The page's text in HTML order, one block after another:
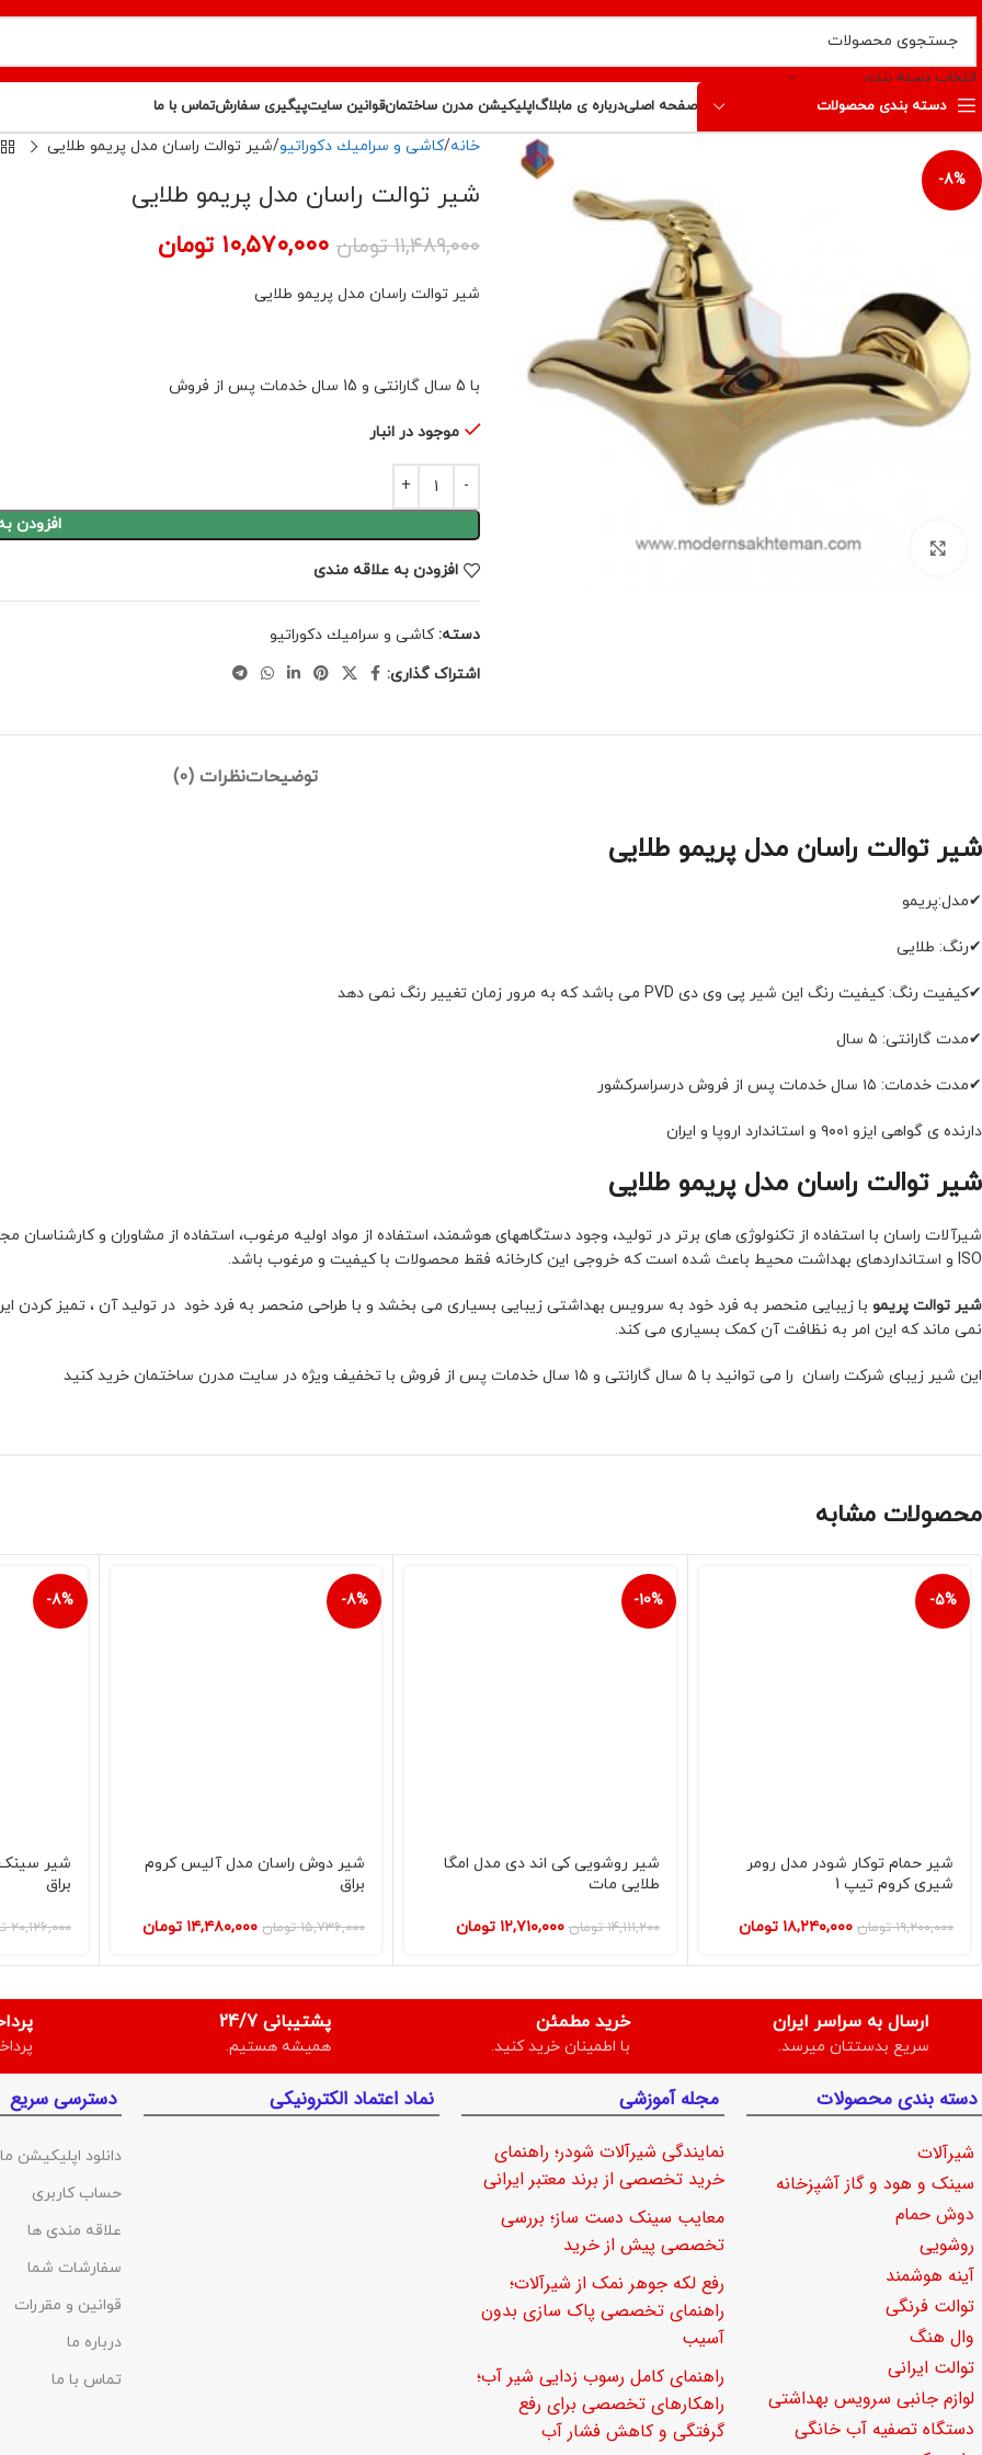
انتخاب دسته بندی
دسته بندی محصولات
صفحه اصلیدرباره ی مابلاگاپلیکیشن مدرن ساختمانقوانین سایتپیگیری سفارشتماس با ما
-8%
برای بزرگنمایی کلیک کنید
خانه كاشى و سراميك دكوراتيو شیر توالت راسان مدل پریمو طلایی
شیر توالت راسان مدل پریمو طلایی
۱۱,۴۸۹,۰۰۰ تومان ۱۰,۵۷۰,۰۰۰ تومان
شیر توالت راسان مدل پریمو طلایی
با 5 سال گارانتی و 15 سال خدمات پس از فروش
موجود در انبار
افزودن
افزودن به علاقه مندی
دسته: كاشى و سراميك دكوراتيو
اشتراک گذاری:
توضیحاتنظرات (0)
شیر توالت راسان مدل پریمو طلایی
✔مدل:پریمو
✔رنگ: طلایی
✔کیفیت رنگ: کیفیت رنگ این شیر پی وی دی PVD می باشد که به مرور زمان تغییر رنگ نمی دهد
✔مدت گارانتی: ۵ سال
✔مدت خدمات: ۱۵ سال خدمات پس از فروش درسراسرکشور
دارنده ی گواهی ایزو ۹۰۰۱ و استاندارد اروپا و ایران
شیر توالت راسان مدل پریمو طلایی
شیرآلات راسان با استفاده از تکنولوژی های برتر در تولید، وجود دستگاههای هوشمند، استفاده از مواد اولیه مرغوب، استفاده از مشاوران و کارشناسان
ISO و استانداردهای بهداشت محیط باعث شده است که خروجی این کارخانه فقط محصولات با کیفیت و مرغوب باشد.
شیر توالت پریمو با زیبایی منحصر به فرد خود به سرویس بهداشتی زیبایی بسیاری می بخشد و با طراحی منحصر به فرد خود در تولید آن ، تمیز کردن
نمی ماند که این امر به نظافت آن کمک بسیاری می کند.
این شیر زیبای شرکت راسان را می توانید با ۵ سال گارانتی و ۱۵ سال خدمات پس از فروش با تخفیف ویژه در سایت مدرن ساختمان خرید کنید
محصولات مشابه
-5%
شیر حمام توکار شودر مدل رومر
شیری کروم تیپ 1
۱۹,۲۰۰,۰۰۰ تومان ۱۸,۲۴۰,۰۰۰ تومان
-10%
شیر روشویی کی اند دی مدل امگا
طلایی مات
۱۴,۱۱۱,۲۰۰ تومان ۱۲,۷۱۰,۰۰۰ تومان
-8%
شیر دوش راسان مدل آلیس کروم
براق
۱۵,۷۳۶,۰۰۰ تومان ۱۴,۴۸۰,۰۰۰ تومان
-8%
شیر
براق
۲۰,۱۲۶,۰۰۰
ارسال به سراسر ایران
سریع بدستتان میرسد.
خرید مطمئن
با اطمینان خرید کنید.
پشتیبانی 24/7
همیشه هستیم.
دسته بندی محصولات
شیرآلات
سینک و هود و گاز آشپزخانه
دوش حمام
روشویی
آینه هوشمند
توالت فرنگی
وال هنگ
توالت ایرانی
لوازم جانبی سرویس بهداشتی
دستگاه تصفیه آب خانگی
مجله آموزشی
نمایندگی شیرآلات شودر؛ راهنمای
خرید تخصصی از برند معتبر ایرانی
معایب سینک دست ساز؛ بررسی
تخصصی پیش از خرید
رفع لکه جوهر نمک از شیرآلات؛
راهنمای تخصصی پاک سازی بدون
آسیب
راهنمای کامل رسوب زدایی شیر آب؛
راهکارهای تخصصی برای رفع
گرفتگی و کاهش فشار آب
نماد اعتماد الکترونیکی دسترسی سریع
دانلود اپلیکیشن ما
حساب کاربری
علاقه مندی ها
سفارشات شما
قوانین و مقررات
درباره ما
تماس با ما